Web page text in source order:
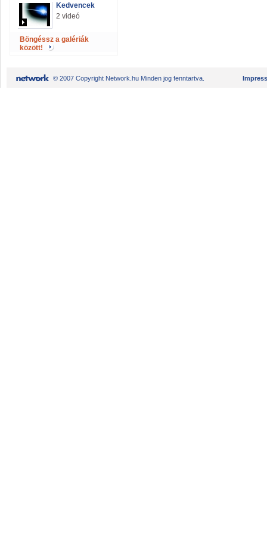
Kedvencek
2 videó
Böngéssz a galériák
között!
© 2007 Copyright Network.hu Minden jog fenntartva.